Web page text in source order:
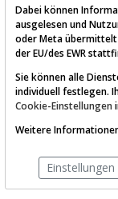
AKTIEN-
Die
TraderFox
Dabei können
ausgelesen und
oder Meta übermittelt
der EU/des EWR
Sie können alle
individuell festlegen.
Cookie-Einstellungen
Weitere
Einstellungen